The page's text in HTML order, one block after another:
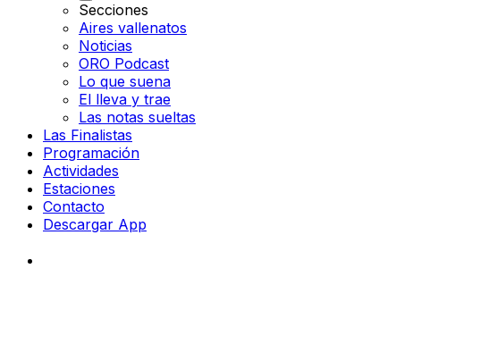
Secciones
Aires vallenatos
Noticias
ORO Podcast
Lo que suena
El lleva y trae
Las notas sueltas
Las Finalistas
Programación
Actividades
Estaciones
Contacto
Descargar App